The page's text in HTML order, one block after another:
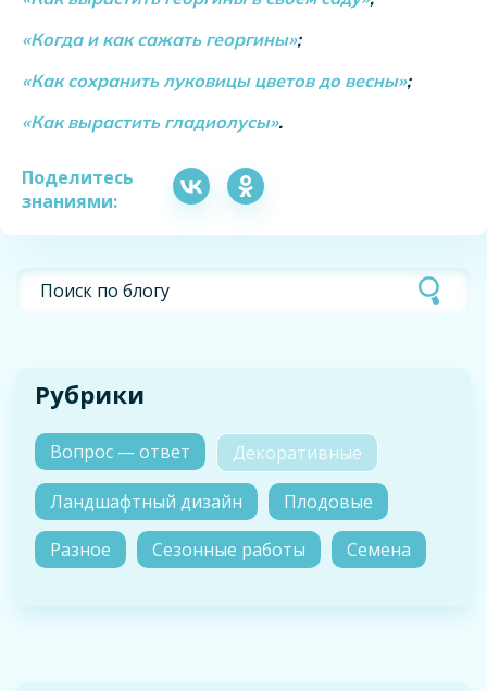
«Когда и как сажать георгины»;
«Как сохранить луковицы цветов до весны»;
«Как вырастить гладиолусы».
Поделитесь
знаниями:
Рубрики
Вопрос — ответ Декоративные
Ландшафтный дизайн
Плодовые
Разное
Сезонные работы Семена